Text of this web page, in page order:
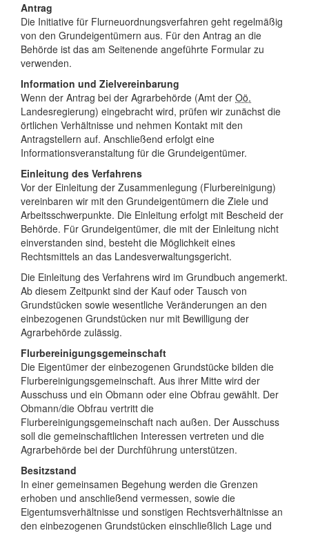
Antrag
Die Initiative für Flurneuordnungsverfahren geht regelmäßig
von den Grundeigentümern aus. Für den Antrag an die
Behörde ist das am Seitenende angeführte Formular zu
verwenden.
Information und Zielvereinbarung
Wenn der Antrag bei der Agrarbehörde (Amt der Oö.
Landesregierung) eingebracht wird, prüfen wir zunächst die
örtlichen Verhältnisse und nehmen Kontakt mit den
Antragstellern auf. Anschließend erfolgt eine
Informationsveranstaltung für die Grundeigentümer.
Einleitung des Verfahrens
Vor der Einleitung der Zusammenlegung (Flurbereinigung)
vereinbaren wir mit den Grundeigentümern die Ziele und
Arbeitsschwerpunkte. Die Einleitung erfolgt mit Bescheid der
Behörde. Für Grundeigentümer, die mit der Einleitung nicht
einverstanden sind, besteht die Möglichkeit eines
Rechtsmittels an das Landesverwaltungsgericht.
Die Einleitung des Verfahrens wird im Grundbuch angemerkt.
Ab diesem Zeitpunkt sind der Kauf oder Tausch von
Grundstücken sowie wesentliche Veränderungen an den
einbezogenen Grundstücken nur mit Bewilligung der
Agrarbehörde zulässig.
Flurbereinigungsgemeinschaft
Die Eigentümer der einbezogenen Grundstücke bilden die
Flurbereinigungsgemeinschaft. Aus ihrer Mitte wird der
Ausschuss und ein Obmann oder eine Obfrau gewählt. Der
Obmann/die Obfrau vertritt die
Flurbereinigungsgemeinschaft nach außen. Der Ausschuss
soll die gemeinschaftlichen Interessen vertreten und die
Agrarbehörde bei der Durchführung unterstützen.
Besitzstand
In einer gemeinsamen Begehung werden die Grenzen
erhoben und anschließend vermessen, sowie die
Eigentumsverhältnisse und sonstigen Rechtsverhältnisse an
den einbezogenen Grundstücken einschließlich Lage und